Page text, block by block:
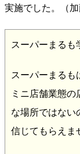
実施でした。（加
スーパーまるも
スーパーまるも
ミニ店舗業態の
な場所ではない
信じてもらえま